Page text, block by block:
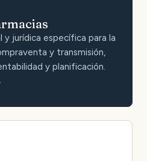
y jurídica específica para la
y transmisión,
y planificación.